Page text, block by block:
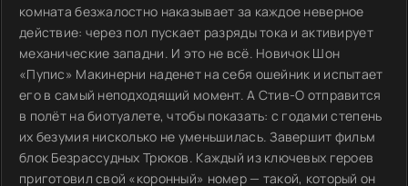
комната безжалостно наказывает за каждое неверное
действие: через пол пускает разряды тока и активирует
механические западни. И это не всё. Новичок Шон
«Пупис» Макинерни наденет на себя ошейник и испытает
его в самый неподходящий момент. А Стив-О отправится
в полёт на биотуалете, чтобы показать: с годами степень
их безумия нисколько не уменьшилась. Завершит фильм
блок Безрассудных Трюков. Каждый из ключевых героев
приготовил свой «коронный» номер — такой, который он